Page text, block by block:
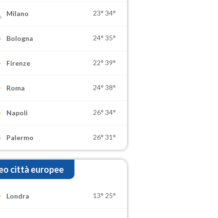
Milano 23° 34°
Bologna 24° 35°
Firenze 22° 39°
Roma 24° 38°
Napoli 26° 34°
Palermo 26° 31°
città europee
Londra 13° 25°